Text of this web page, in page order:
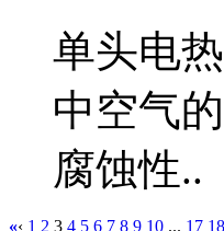
单头电
中空气
腐蚀性..
«‹ 1 2 3 4 5 6 7 8 9 10 ... 17 18